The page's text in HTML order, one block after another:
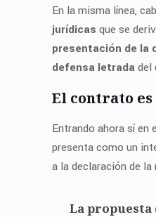
En la misma línea,
jurídicas que se
presentación de la
defensa letradadel
El contrato
Entrando ahora sí
presenta como un
a la declaración de
La propuesta